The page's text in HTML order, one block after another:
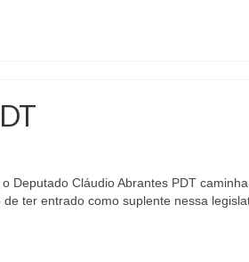
Deputado Cláudio Abrantes PDT
ter entrado como suplente nessa